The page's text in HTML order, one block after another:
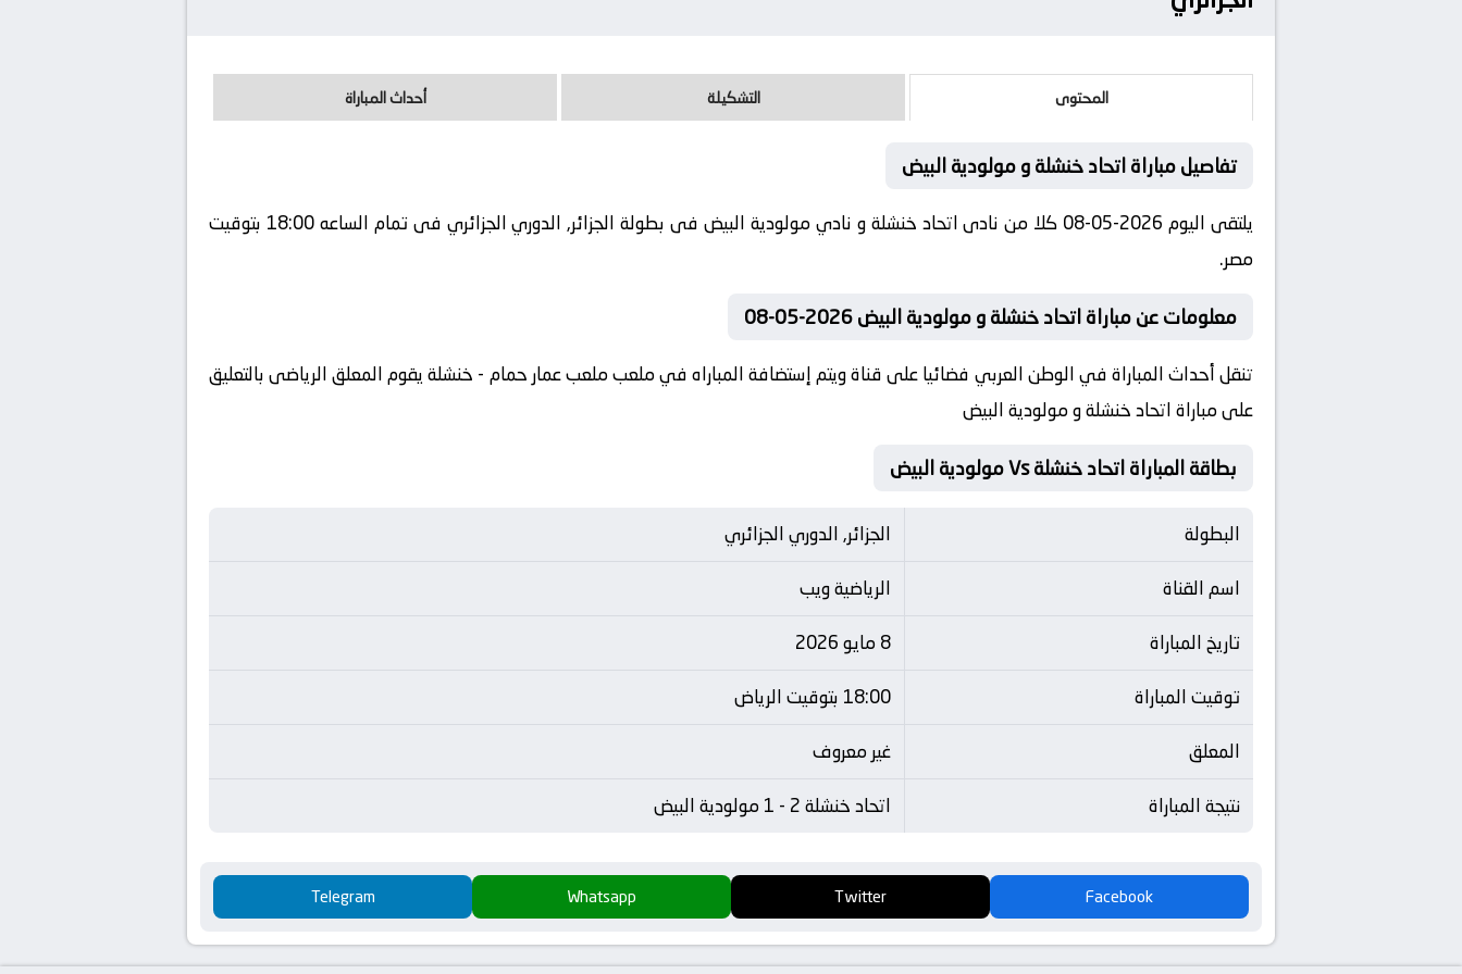
المحتوى التشكيلة أحداث المباراة
تفاصيل مباراة اتحاد خنشلة و مولودية البيض
يلتقى اليوم 2026-05-08 كلا من نادى اتحاد خنشلة و نادي مولودية البيض فى بطولة الجزائر, الدوري الجزائري فى تمام الساعه 18:00 بتوقيت
مصر.
معلومات عن مباراة اتحاد خنشلة و مولودية البيض 2026-05-08
تنقل أحداث المباراة في الوطن العربي فضائيا على قناة ويتم إستضافة المباراه في ملعب ملعب عمار حمام - خنشلة يقوم المعلق الرياضى بالتعليق
على مباراة اتحاد خنشلة و مولودية البيض
بطاقة المباراة اتحاد خنشلة Vs مولودية البيض
البطولة
الجزائر, الدوري الجزائري
اسم القناة
الرياضية ويب
تاريخ المباراة
8 مايو 2026
توقيت المباراة
18:00 بتوقيت الرياض
المعلق
غير معروف
نتيجة المباراة
اتحاد خنشلة 2 - 1 مولودية البيض
Facebook
Twitter
Whatsapp
Telegram